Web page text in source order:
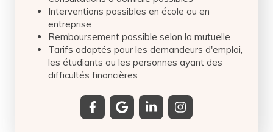
Interventions possibles en école ou en
entreprise
Remboursement possible selon la mutuelle
Tarifs adaptés pour les demandeurs d'emploi,
les étudiants ou les personnes ayant des
difficultés financières